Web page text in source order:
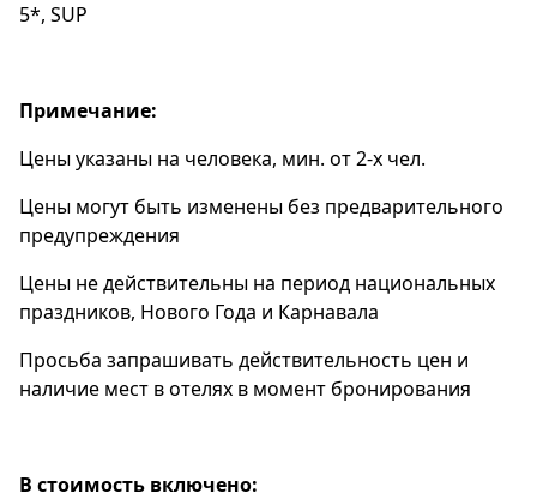
5*, SUP
Примечание:
Цены указаны на человека, мин. от 2-х чел.
Цены могут быть изменены без предварительного
предупреждения
Цены не действительны на период национальных
праздников, Нового Года и Карнавала
Просьба запрашивать действительность цен и
наличие мест в отелях в момент бронирования
В стоимость включено: